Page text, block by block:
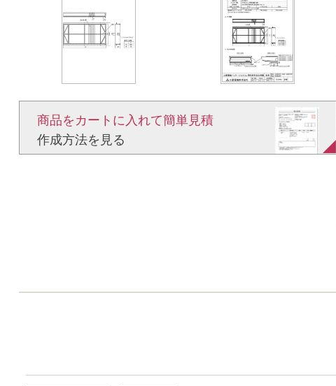
商品をカートに入れて簡単見積​
作成方法を見る​​